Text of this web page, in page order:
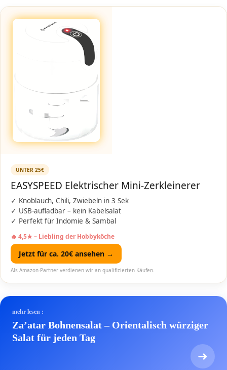
UNTER 25€
EASYSPEED Elektrischer Mini-Zerkleinerer
✓ Knoblauch, Chili, Zwiebeln in 3 Sek
✓ USB-aufladbar – kein Kabelsalat
✓ Perfekt für Indomie & Sambal
🔥 4,5★ – Liebling der Hobbyköche
Jetzt für ca. 20€ ansehen →
Als Amazon-Partner verdienen wir an qualifizierten Käufen.
mehr lesen :
Za’atar Bohnensalat – Orientalisch würziger
Salat für jeden Tag
➜